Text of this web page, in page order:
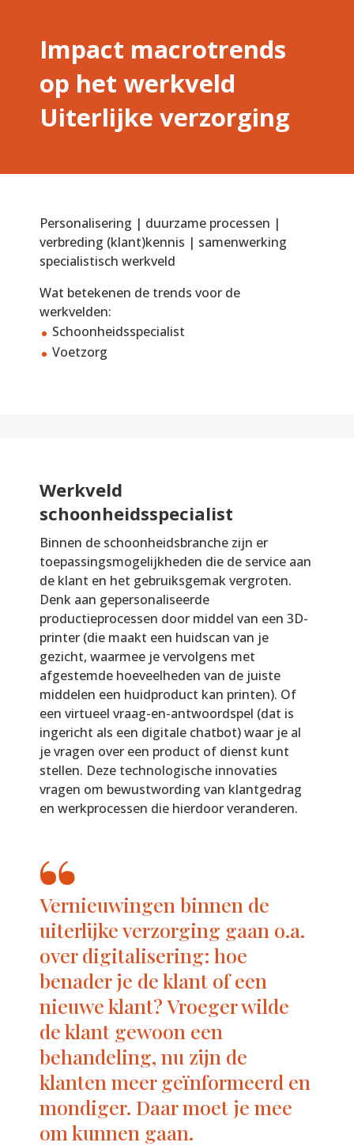
Impact macrotrends
op het werkveld
Uiterlijke verzorging
Personalisering | duurzame processen |
verbreding (klant)kennis | samenwerking
specialistisch werkveld
Wat betekenen de trends voor de
werkvelden:
Schoonheidsspecialist
Voetzorg
Werkveld
schoonheidsspecialist
Binnen de schoonheidsbranche zijn er
toepassingsmogelijkheden die de service aan
de klant en het gebruiksgemak vergroten.
Denk aan gepersonaliseerde
productieprocessen door middel van een 3D-
printer (die maakt een huidscan van je
gezicht, waarmee je vervolgens met
afgestemde hoeveelheden van de juiste
middelen een huidproduct kan printen). Of
een virtueel vraag-en-antwoordspel (dat is
ingericht als een digitale chatbot) waar je al
je vragen over een product of dienst kunt
stellen. Deze technologische innovaties
vragen om bewustwording van klantgedrag
en werkprocessen die hierdoor veranderen.
Vernieuwingen binnen de
uiterlijke verzorging gaan o.a.
over digitalisering: hoe
benader je de klant of een
nieuwe klant? Vroeger wilde
de klant gewoon een
behandeling, nu zijn de
klanten meer geïnformeerd en
mondiger. Daar moet je mee
om kunnen gaan.